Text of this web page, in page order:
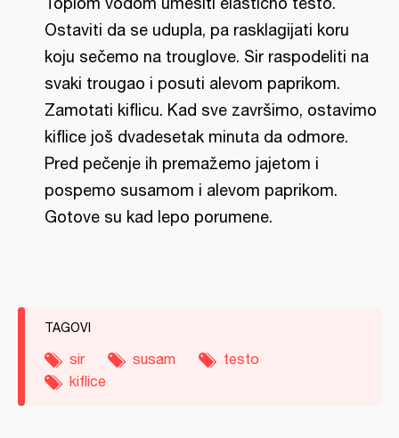
Ostaviti da se udupla, pa rasklagijati koru
koju sečemo na trouglove. Sir raspodeliti na
svaki trougao i posuti alevom paprikom.
Zamotati kiflicu. Kad sve završimo, ostavimo
kiflice još dvadesetak minuta da odmore.
Pred pečenje ih premažemo jajetom i
pospemo susamom i alevom paprikom.
Gotove su kad lepo porumene.
TAGOVI
sir susam
testo
kiflice